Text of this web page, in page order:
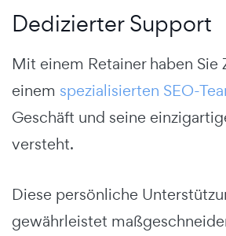
Dedizierter Support
Mit einem Retainer haben Sie
einem spezialisierten SEO-
Geschäft und seine
versteht.
Diese persönliche
gewährleistet